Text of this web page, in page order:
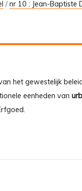
/nr 10 : Jean-Baptiste
het gewestelijk
eenheden van